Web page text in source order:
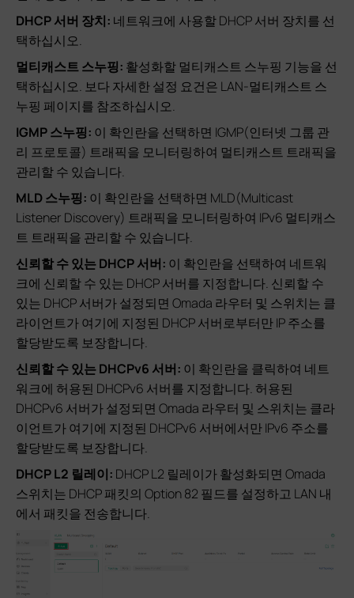
DHCP 서버 장치: 네트워크에 사용할 DHCP 서버 장치를 선
택하십시오.
멀티캐스트 스누핑: 활성화할 멀티캐스트 스누핑 기능을 선
택하십시오. 보다 자세한 설정 요건은 LAN-멀티캐스트 스
누핑 페이지를 참조하십시오.
IGMP 스누핑: 이 확인란을 선택하면 IGMP(인터넷 그룹 관
리 프로토콜) 트래픽을 모니터링하여 멀티캐스트 트래픽을
관리할 수 있습니다.
MLD 스누핑: 이 확인란을 선택하면 MLD(Multicast
Listener Discovery) 트래픽을 모니터링하여 IPv6 멀티캐스
트 트래픽을 관리할 수 있습니다.
신뢰할 수 있는 DHCP 서버: 이 확인란을 선택하여 네트워
크에 신뢰할 수 있는 DHCP 서버를 지정합니다. 신뢰할 수
있는 DHCP 서버가 설정되면 Omada 라우터 및 스위치는 클
라이언트가 여기에 지정된 DHCP 서버로부터만 IP 주소를
할당받도록 보장합니다.
신뢰할 수 있는 DHCPv6 서버: 이 확인란을 클릭하여 네트
워크에 허용된 DHCPv6 서버를 지정합니다. 허용된
DHCPv6 서버가 설정되면 Omada 라우터 및 스위치는 클라
이언트가 여기에 지정된 DHCPv6 서버에서만 IPv6 주소를
할당받도록 보장합니다.
DHCP L2 릴레이: DHCP L2 릴레이가 활성화되면 Omada
스위치는 DHCP 패킷의 Option 82 필드를 설정하고 LAN 내
에서 패킷을 전송합니다.